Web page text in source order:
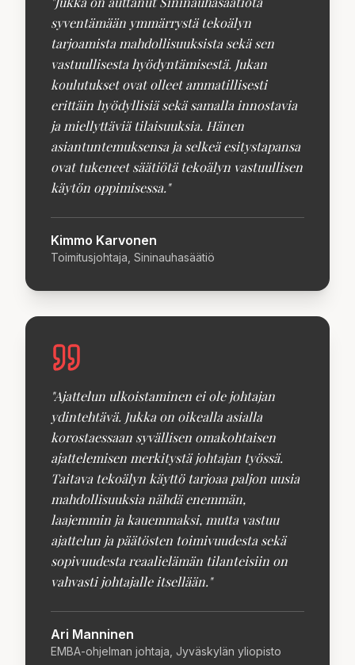
syventämään ymmärrystä tekoälyn
tarjoamista mahdollisuuksista sekä sen
vastuullisesta hyödyntämisestä. Jukan
koulutukset ovat olleet ammatillisesti
erittäin hyödyllisiä sekä samalla innostavia
ja miellyttäviä tilaisuuksia. Hänen
asiantuntemuksensa ja selkeä esitystapansa
ovat tukeneet säätiötä tekoälyn vastuullisen
käytön oppimisessa."
Kimmo Karvonen
Toimitusjohtaja, Sininauhasäätiö
"Ajattelun ulkoistaminen ei ole johtajan
ydintehtävä. Jukka on oikealla asialla
korostaessaan syvällisen omakohtaisen
ajattelemisen merkitystä johtajan työssä.
Taitava tekoälyn käyttö tarjoaa paljon uusia
mahdollisuuksia nähdä enemmän,
laajemmin ja kauemmaksi, mutta vastuu
ajattelun ja päätösten toimivuudesta sekä
sopivuudesta reaalielämän tilanteisiin on
vahvasti johtajalle itsellään."
Ari Manninen
EMBA-ohjelman johtaja, Jyväskylän yliopisto